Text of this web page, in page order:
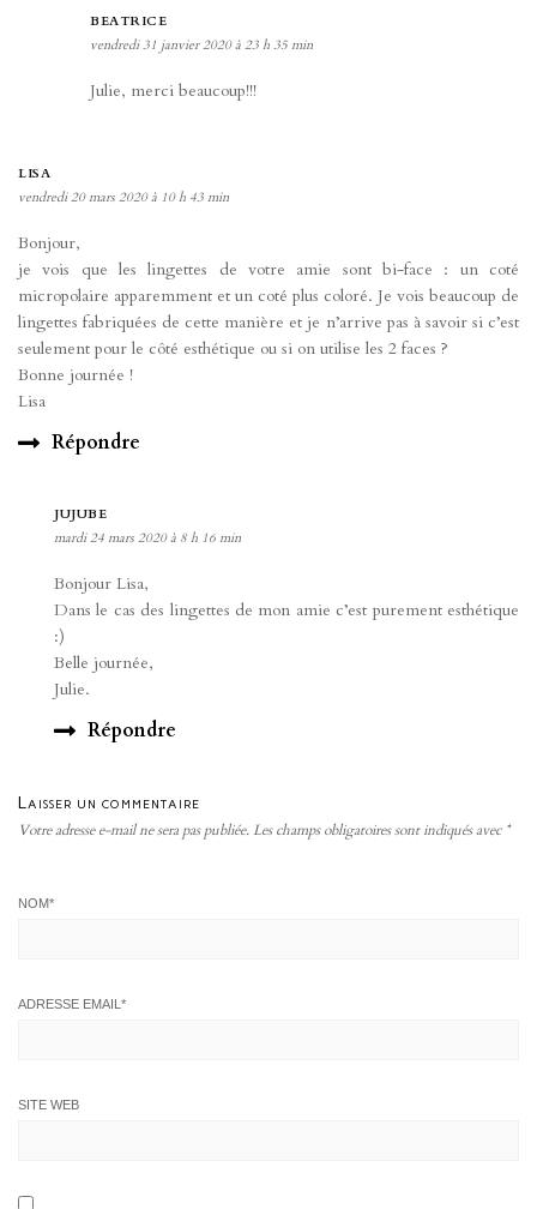
BEATRICE
vendredi 31 janvier 2020 à 23 h 35 min
Julie, merci beaucoup!!!
LISA
vendredi 20 mars 2020 à 10 h 43 min
Bonjour,
je vois que les lingettes de votre amie sont bi-face : un coté
micropolaire apparemment et un coté plus coloré. Je vois beaucoup de
lingettes fabriquées de cette manière et je n’arrive pas à savoir si c’est
seulement pour le côté esthétique ou si on utilise les 2 faces ?
Bonne journée !
Lisa
Répondre
JUJUBE
mardi 24 mars 2020 à 8 h 16 min
Bonjour Lisa,
Dans le cas des lingettes de mon amie c’est purement esthétique
:)
Belle journée,
Julie.
Répondre
Laisser un commentaire
Votre adresse e-mail ne sera pas publiée.Les champs obligatoires sont indiqués avec *
NOM*
ADRESSE EMAIL *
SITE WEB